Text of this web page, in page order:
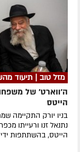
מזל טוב | תיעוד
ה'ווארט' של
הייטס
בניו יורק התקיימה
נתנאל זנו ורעייתו
הייטס, בהשתתפות